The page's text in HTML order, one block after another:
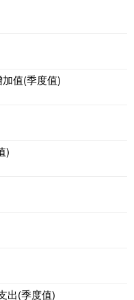
值(季度值)
)
出(季度值)